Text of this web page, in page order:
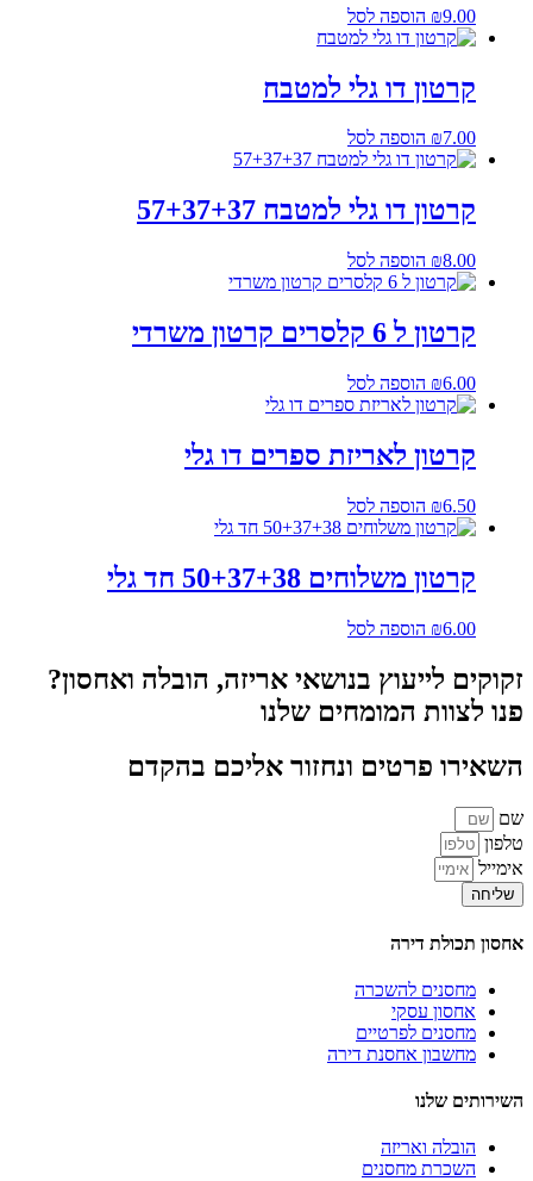
₪9.00 הוספה לסל
קרטון דו גלי למטבח
₪7.00 הוספה לסל
קרטון דו גלי למטבח 57+37+37
₪8.00 הוספה לסל
קרטון ל 6 קלסרים קרטון משרדי
₪6.00 הוספה לסל
קרטון לאריזת ספרים דו גלי
₪6.50 הוספה לסל
קרטון משלוחים 50+37+38 חד גלי
₪6.00 הוספה לסל
זקוקים לייעוץ בנושאי אריזה, הובלה ואחסון?
פנו לצוות המומחים שלנו
השאירו פרטים ונחזור אליכם בהקדם
שם
טלפון
אימייל
שליחה
אחסון תכולת דירה
מחסנים להשכרה
אחסון עסקי
מחסנים לפרטיים
מחשבון אחסנת דירה
השירותים שלנו
הובלה ואריזה
השכרת מחסנים